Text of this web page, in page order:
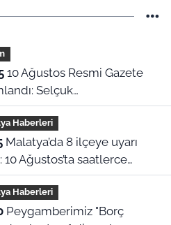
10 Ağustos Resmi Gazete
Selçuk
çok sayıda
kaldırıldı!
Haberleri
Malatya’da 8 ilçeye uyarı
Ağustos’ta saatlerce
verilmeyecek!
Haberleri
Peygamberimiz "Borç